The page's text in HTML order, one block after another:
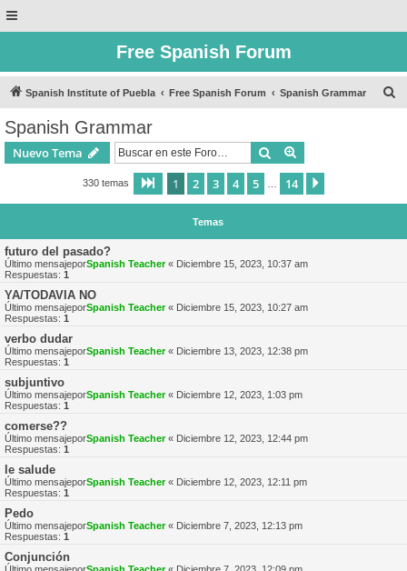
Free Spanish Forum
Spanish Institute of Puebla Free Spanish Forum Spanish Grammar
Spanish Grammar
Nuevo Tema Buscar
330 temas Página de 14
1 2 3 4 5 14
Temas
futuro del pasado?
Último mensajeporSpanish Teacher« Diciembre 15, 2023, 10:37 am
Respuestas: 1
YA/TODAVIA NO
Último mensajeporSpanish Teacher« Diciembre 15, 2023, 10:27 am
Respuestas: 1
verbo dudar
Último mensajeporSpanish Teacher« Diciembre 13, 2023, 12:38 pm
Respuestas: 1
subjuntivo
Último mensajeporSpanish Teacher« Diciembre 12, 2023, 1:03 pm
Respuestas: 1
comerse??
Último mensajeporSpanish Teacher« Diciembre 12, 2023, 12:44 pm
Respuestas: 1
le salude
Último mensajeporSpanish Teacher« Diciembre 12, 2023, 12:11 pm
Respuestas: 1
Pedo
Último mensajeporSpanish Teacher« Diciembre 7, 2023, 12:13 pm
Respuestas: 1
Conjunción